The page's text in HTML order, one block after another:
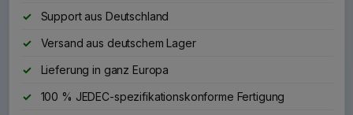
Support aus Deutschland
Versand aus deutschem Lager
Lieferung in ganz Europa
100 % JEDEC-spezifikationskonforme Fertigung